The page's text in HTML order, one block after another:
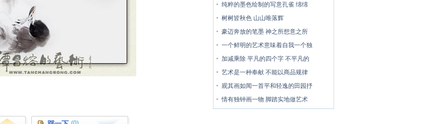
纯粹的墨色绘制的写意孔雀 绵绵
树树皆秋色 山山唯落辉
豪迈奔放的笔墨 神之所想意之所
一个鲜明的艺术意味着自我一个独
加减乘除 平凡的四个字 不平凡的
艺术是一种奉献 不能以商品规律
观其画如闻一首平和轻逸的田园抒
情有独钟画一物 脚踏实地做艺术